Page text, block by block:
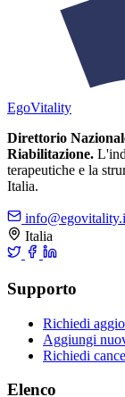
EgoVitality
Direttorio
Riabilitazione.
terapeutiche e la
Italia.
Italia
Supporto
Richiedi
Aggiungi
Richiedi
Elenco